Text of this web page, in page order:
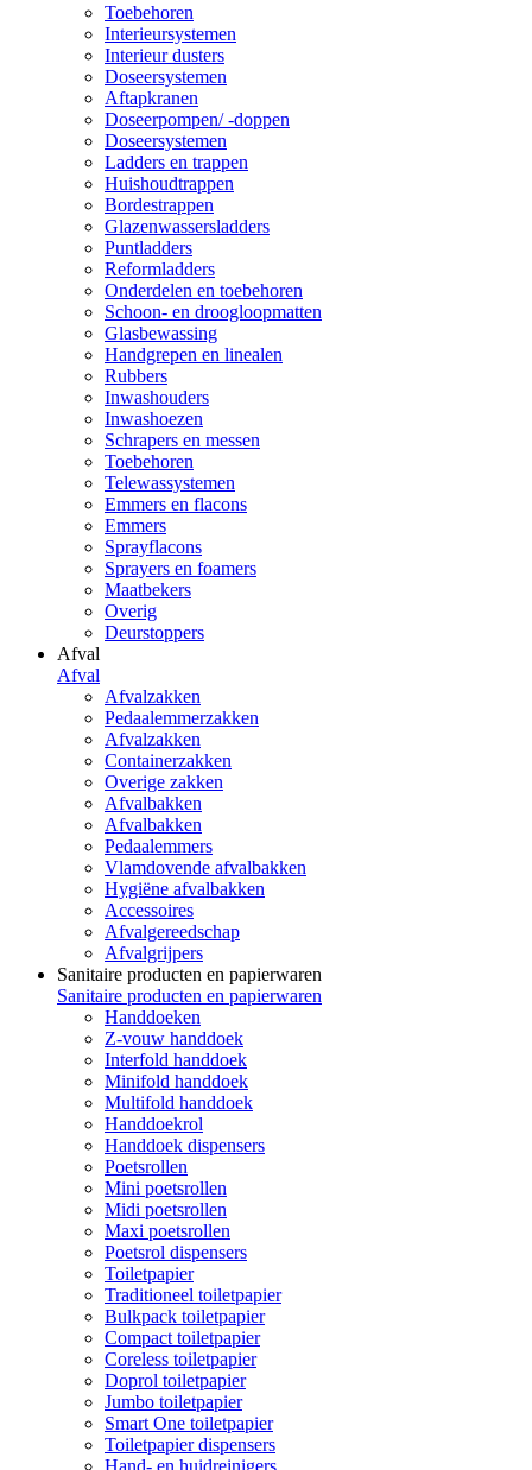
Toebehoren
Interieursystemen
Interieur dusters
Doseersystemen
Aftapkranen
Doseerpompen/ -doppen
Doseersystemen
Ladders en trappen
Huishoudtrappen
Bordestrappen
Glazenwassersladders
Puntladders
Reformladders
Onderdelen en toebehoren
Schoon- en droogloopmatten
Glasbewassing
Handgrepen en linealen
Rubbers
Inwashouders
Inwashoezen
Schrapers en messen
Toebehoren
Telewassystemen
Emmers en flacons
Emmers
Sprayflacons
Sprayers en foamers
Maatbekers
Overig
Deurstoppers
Afval
Afval
Afvalzakken
Pedaalemmerzakken
Afvalzakken
Containerzakken
Overige zakken
Afvalbakken
Afvalbakken
Pedaalemmers
Vlamdovende afvalbakken
Hygiëne afvalbakken
Accessoires
Afvalgereedschap
Afvalgrijpers
Sanitaire producten en papierwaren
Sanitaire producten en papierwaren
Handdoeken
Z-vouw handdoek
Interfold handdoek
Minifold handdoek
Multifold handdoek
Handdoekrol
Handdoek dispensers
Poetsrollen
Mini poetsrollen
Midi poetsrollen
Maxi poetsrollen
Poetsrol dispensers
Toiletpapier
Traditioneel toiletpapier
Bulkpack toiletpapier
Compact toiletpapier
Coreless toiletpapier
Doprol toiletpapier
Jumbo toiletpapier
Smart One toiletpapier
Toiletpapier dispensers
Hand- en huidreinigers